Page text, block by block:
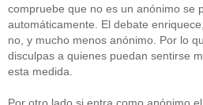
compruebe que no es un anónimo se
automáticamente. El debate
no, y mucho menos anónimo. Por lo
disculpas a quienes puedan sentirse
esta medida.
Por otro lado si entra como anónimo